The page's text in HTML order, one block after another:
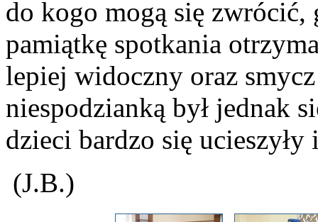
do kogo mogą się zwrócić,
pamiątkę spotkania
lepiej widoczny oraz
niespodzianką był jednak
dzieci bardzo się
(J.B.)